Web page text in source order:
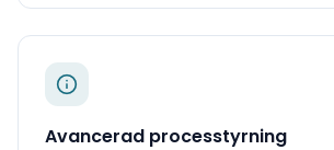
Avancerad processtyrning